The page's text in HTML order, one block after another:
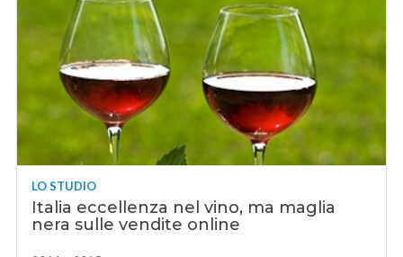
LO STUDIO
Italia eccellenza nel vino, ma maglia
nera sulle vendite online